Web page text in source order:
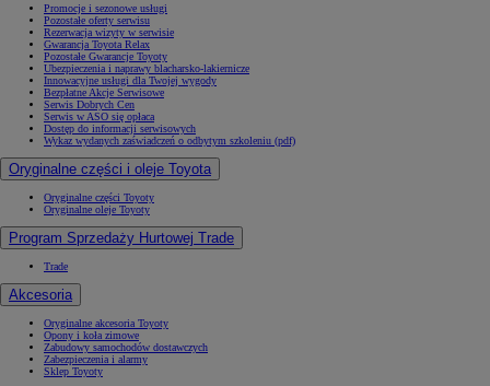
Promocje i sezonowe usługi
Pozostałe oferty serwisu
Rezerwacja wizyty w serwisie
Gwarancja Toyota Relax
Pozostałe Gwarancje Toyoty
Ubezpieczenia i naprawy blacharsko-lakiernicze
Innowacyjne usługi dla Twojej wygody
Bezpłatne Akcje Serwisowe
Serwis Dobrych Cen
Serwis w ASO się opłaca
Dostęp do informacji serwisowych
Wykaz wydanych zaświadczeń o odbytym szkoleniu (pdf)
Oryginalne części i oleje Toyota
Oryginalne części Toyoty
Oryginalne oleje Toyoty
Program Sprzedaży Hurtowej Trade
Trade
Akcesoria
Oryginalne akcesoria Toyoty
Opony i koła zimowe
Zabudowy samochodów dostawczych
Zabezpieczenia i alarmy
Sklep Toyoty